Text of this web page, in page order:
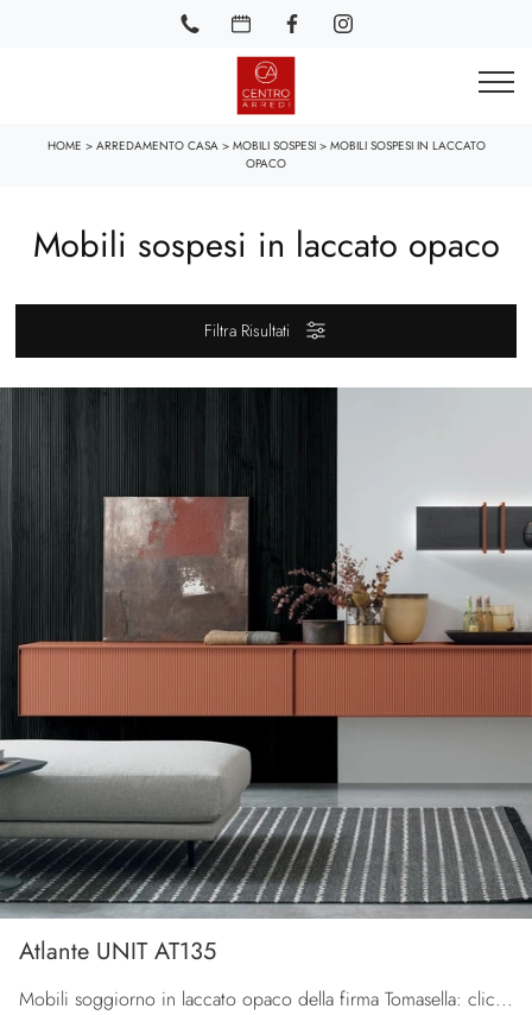
HOME > ARREDAMENTO CASA> MOBILI SOSPESI> MOBILI SOSPESI IN LACCATO
OPACO
Mobili sospesi in laccato opaco
Filtra Risultati
Atlante UNIT AT135
Mobili soggiorno in laccato opaco della firma Tomasella: clicca e scopri il modello Atlante UNIT AT135 tra le più esclusive soluzioni per il ...